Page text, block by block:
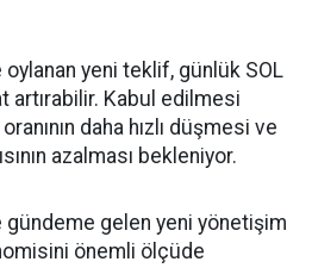
yeni teklif, günlük SOL
artırabilir. Kabul edilmesi
daha hızlı düşmesi ve
azalması bekleniyor.
gelen yeni yönetişim
önemli ölçüde